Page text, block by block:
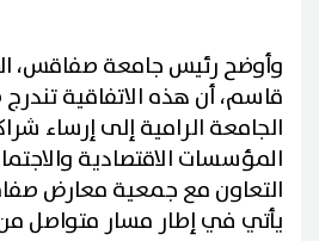
وأوضح رئيس جامعة صفاقس،
قاسم، أن هذه الاتفاقية
الجامعة الرامية إلى إرساء
المؤسسات الاقتصادية
التعاون مع جمعية معارض
يأتي في إطار مسار متواصل